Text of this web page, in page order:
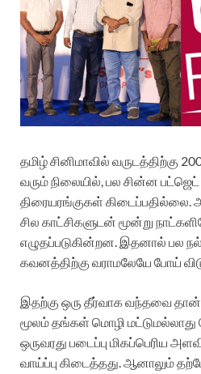
தமிழ் சினிமாவில் வருடத்திற்கு
வரும் நிலையில், பல சின்ன
திரையரங்குகள் கிடைப்பதில்லை.
சில காட்சிகளுடன் மூன்று
எழுதப்படுகின்றன. இதனால் பல
கவனத்திற்கு வராமலேயே போய்
இதற்கு ஒரு தீர்வாக வந்தவை
மூலம் தங்கள் மொழி மட்டுமல்லாது
ஒருவரது படைப்பு மிகப்பெரிய
வாய்ப்பு கிடைத்தது. ஆனாலும்